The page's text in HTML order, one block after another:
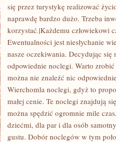
się przez turystykę realizować
naprawdę bardzo dużo. Trzeba
korzystać.|Każdemu człowiekowi
Ewentualności jest niesłychanie
nasze oczekiwania. Decydując
odpowiednie noclegi. Warto
można nie znaleźć nic
Wierchomla noclegi, gdyż to
małej cenie. Te noclegi znajdują
można spędzić ogromnie mile
dziećmi, dla par i dla osób
gustu. Dobór noclegów w tym